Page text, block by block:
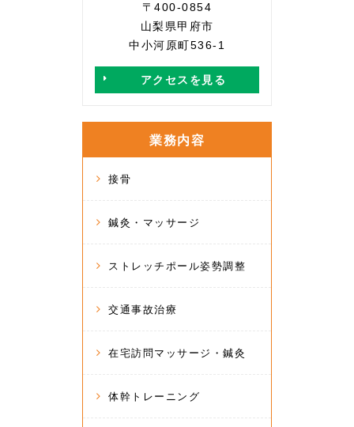
〒400-0854
山梨県甲府市
中小河原町536-1
アクセスを見る
業務内容
接骨
鍼灸・マッサージ
ストレッチポール姿勢調整
交通事故治療
在宅訪問マッサージ・鍼灸
体幹トレーニング